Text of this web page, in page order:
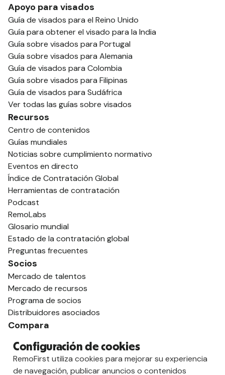
Apoyo para visados
Guía de visados para el Reino Unido
Guía para obtener el visado para la India
Guía sobre visados para Portugal
Guía sobre visados para Alemania
Guía de visados para Colombia
Guía sobre visados para Filipinas
Guía de visados para Sudáfrica
Ver todas las guías sobre visados
Recursos
Centro de contenidos
Guías mundiales
Noticias sobre cumplimiento normativo
Eventos en directo
Índice de Contratación Global
Herramientas de contratación
Podcast
RemoLabs
Glosario mundial
Estado de la contratación global
Preguntas frecuentes
Socios
Mercado de talentos
Mercado de recursos
Programa de socios
Distribuidores asociados
Compara
vs. Remoto
vs. Ostra
Configuración de cookies
RemoFirst utiliza cookies para mejorar su experiencia
de navegación, publicar anuncios o contenidos